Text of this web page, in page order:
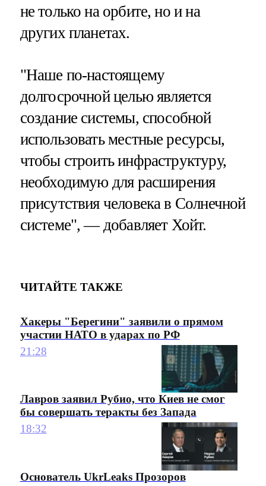
не только на орбите, но и на
других планетах.
"Наше по-настоящему
долгосрочной целью является
создание системы, способной
использовать местные ресурсы,
чтобы строить инфраструктуру,
необходимую для расширения
присутствия человека в Солнечной
системе", — добавляет Хойт.
ЧИТАЙТЕ ТАКЖЕ
Хакеры "Берегини" заявили о прямом
участии НАТО в ударах по РФ
21:28
Лавров заявил Рубио, что Киев не смог
бы совершать теракты без Запада
18:32
Основатель UkrLeaks Прозоров